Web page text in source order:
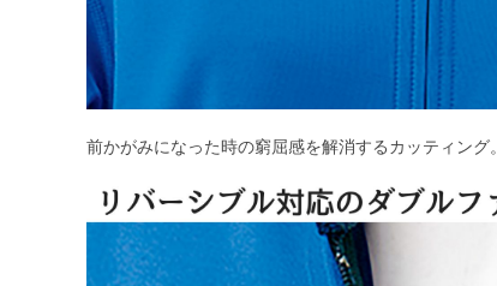
前かがみになった時の窮屈感を解消するカッティング。